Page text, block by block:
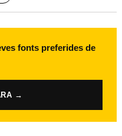
fonts preferides de
→